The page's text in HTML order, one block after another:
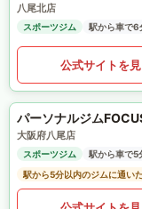
八尾北店
スポーツジム 駅から車で6
公式サイトを
パーソナルジム
大阪府八尾店
スポーツジム
駅から車で5
駅から5分以内のジムに通い